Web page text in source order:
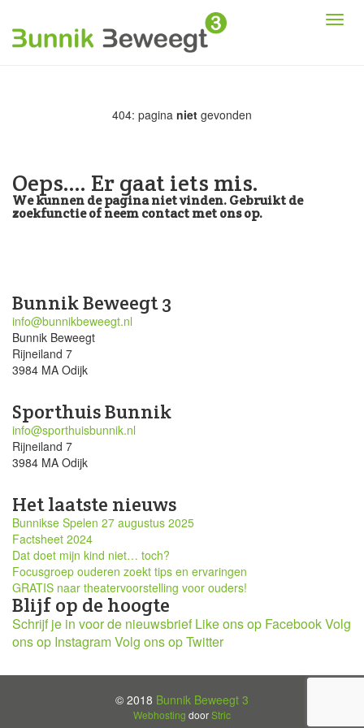
404: pagina niet gevonden
Oeps.... Er gaat iets mis.
We kunnen de pagina niet vinden. Gebruikt de
zoekfunctie of neem contact met ons op.
Bunnik Beweegt 3
info@bunnikbeweegt.nl
Bunnik Beweegt
Rijneiland 7
3984 MA Odijk
Sporthuis Bunnik
info@sporthuisbunnik.nl
Rijneiland 7
3984 MA Odijk
Het laatste nieuws
Bunnikse Spelen 27 augustus 2025
Factsheet 2024
Dat doet mijn kind niet… toch?
Focusgroep ouderen zoekt tips en ervaringen
GRATIS naar theatervoorstelling voor ouders!
Blijf op de hoogte
Schrijf je in voor de nieuwsbrief Like ons op FacebookVolg
ons op InstagramVolg ons op Twitter
© 2018 Bunnik Beweegt 3
Webhosting doorStric